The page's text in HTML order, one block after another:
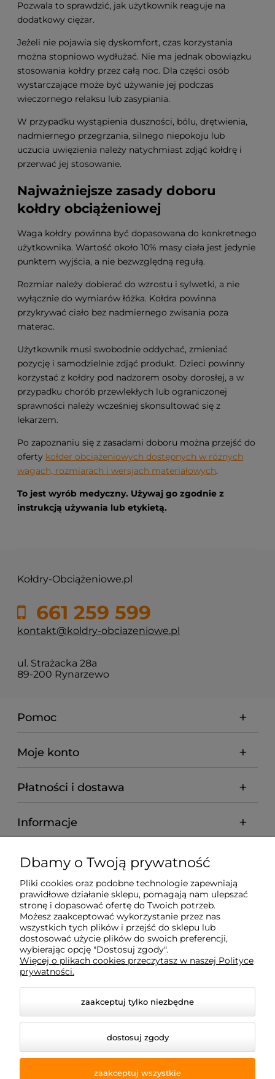
Pozwala to sprawdzić, jak użytkownik reaguje na
dodatkowy ciężar.
Jeżeli nie pojawia się dyskomfort, czas korzystania
można stopniowo wydłużać. Nie ma jednak obowiązku
stosowania kołdry przez całą noc. Dla części osób
wystarczające może być używanie jej podczas
wieczornego relaksu lub zasypiania.
W przypadku wystąpienia duszności, bólu, drętwienia,
nadmiernego przegrzania, silnego niepokoju lub
uczucia uwięzienia należy natychmiast zdjąć kołdrę i
przerwać jej stosowanie.
Najważniejsze zasady doboru
kołdry obciążeniowej
Waga kołdry powinna być dopasowana do konkretnego
użytkownika. Wartość około 10% masy ciała jest jedynie
punktem wyjścia, a nie bezwzględną regułą.
Rozmiar należy dobierać do wzrostu i sylwetki, a nie
wyłącznie do wymiarów łóżka. Kołdra powinna
przykrywać ciało bez nadmiernego zwisania poza
materac.
Użytkownik musi swobodnie oddychać, zmieniać
pozycję i samodzielnie zdjąć produkt. Dzieci powinny
korzystać z kołdry pod nadzorem osoby dorosłej, a w
przypadku chorób przewlekłych lub ograniczonej
sprawności należy wcześniej skonsultować się z
lekarzem.
Po zapoznaniu się z zasadami doboru można przejść do
oferty kołder obciążeniowych dostępnych w różnych
wagach, rozmiarach i wersjach materiałowych.
To jest wyrób medyczny. Używaj go zgodnie z
instrukcją używania lub etykietą.
Kołdry-Obciążeniowe.pl
661 259 599
kontakt@koldry-obciazeniowe.pl
ul. Strażacka 28a
89-200 Rynarzewo
Pomoc
Moje konto
Płatności i dostawa
Informacje
O nas
Dbamy o Twoją prywatność
Pliki cookies oraz podobne technologie zapewniają
prawidłowe działanie sklepu, pomagają nam ulepszać
stronę i dopasować ofertę do Twoich potrzeb.
Możesz zaakceptować wykorzystanie przez nas
wszystkich tych plików i przejść do sklepu lub
dostosować użycie plików do swoich preferencji,
wybierając opcję "Dostosuj zgody".
Więcej o plikach cookies przeczytasz w naszej Polityce
prywatności.
zaakceptuj tylko niezbędne
dostosuj zgody
zaakceptuj wszystkie